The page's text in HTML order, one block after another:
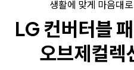
생활에 맞게 마음대로
LG 컨버터블
오브제컬렉